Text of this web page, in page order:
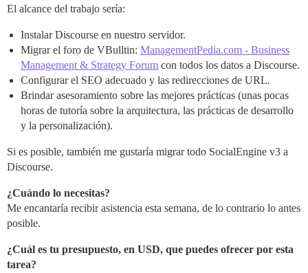
El alcance del trabajo sería:
Instalar Discourse en nuestro servidor.
Migrar el foro de VBulltin: ManagementPedia.com - Business
Management & Strategy Forum con todos los datos a Discourse.
Configurar el SEO adecuado y las redirecciones de URL.
Brindar asesoramiento sobre las mejores prácticas (unas pocas
horas de tutoría sobre la arquitectura, las prácticas de desarrollo
y la personalización).
Si es posible, también me gustaría migrar todo SocialEngine v3 a
Discourse.
¿Cuándo lo necesitas?
Me encantaría recibir asistencia esta semana, de lo contrario lo antes
posible.
¿Cuál es tu presupuesto, en USD, que puedes ofrecer por esta
tarea?